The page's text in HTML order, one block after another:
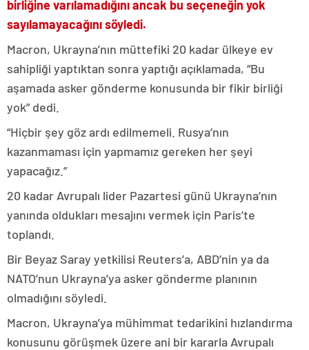
birliğine varılamadığını ancak bu seçeneğin yok
sayılamayacağını söyledi.
Macron, Ukrayna’nın müttefiki 20 kadar ülkeye ev
sahipliği yaptıktan sonra yaptığı açıklamada, “Bu
aşamada asker gönderme konusunda bir fikir birliği
yok” dedi.
“Hiçbir şey göz ardı edilmemeli. Rusya’nın
kazanmaması için yapmamız gereken her şeyi
yapacağız.”
20 kadar Avrupalı lider Pazartesi günü Ukrayna’nın
yanında oldukları mesajını vermek için Paris’te
toplandı.
Bir Beyaz Saray yetkilisi Reuters’a, ABD’nin ya da
NATO’nun Ukrayna’ya asker gönderme planının
olmadığını söyledi.
Macron, Ukrayna’ya mühimmat tedarikini hızlandırma
konusunu görüşmek üzere ani bir kararla Avrupalı